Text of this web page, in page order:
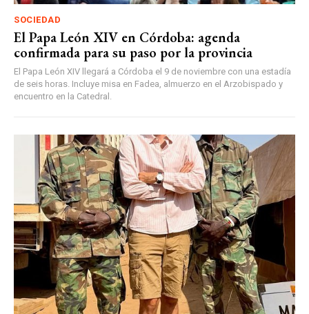
SOCIEDAD
El Papa León XIV en Córdoba: agenda
confirmada para su paso por la provincia
El Papa León XIV llegará a Córdoba el 9 de noviembre con una estadía
de seis horas. Incluye misa en Fadea, almuerzo en el Arzobispado y
encuentro en la Catedral.